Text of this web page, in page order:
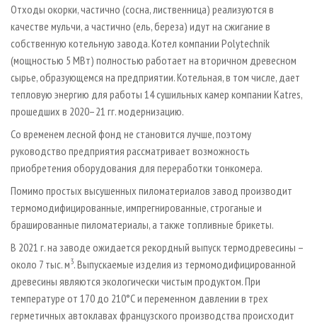
Отходы окорки, частично (сосна, лиственница) реализуются в
качестве мульчи, а частично (ель, береза) идут на сжигание в
собственную котельную завода. Котел компании Polytechnik
(мощностью 5 МВт) полностью работает на вторичном древесном
сырье, образующемся на предприятии. Котельная, в том числе, дает
тепловую энергию для работы 14 сушильных камер компании Katres,
прошедших в 2020–21 гг. модернизацию.
Со временем лесной фонд не становится лучше, поэтому
руководство предприятия рассматривает возможность
приобретения оборудования для переработки тонкомера.
Помимо простых высушенных пиломатериалов завод производит
термомодифицированные, импрегнированные, строганые и
брашированные пиломатериалы, а также топливные брикеты.
В 2021 г. на заводе ожидается рекордный выпуск термодревесины –
около 7 тыс. м3. Выпускаемые изделия из термомодифицированной
древесины являются экологически чистым продуктом. При
температуре от 170 до 210°С и переменном давлении в трех
герметичных автоклавах французского производства происходит